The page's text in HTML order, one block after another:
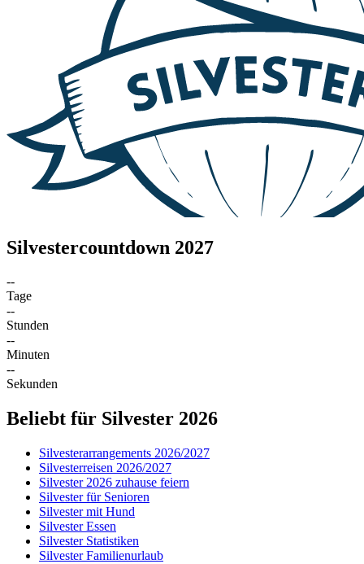
Silvestercountdown 2027
--
Tage
--
Stunden
--
Minuten
--
Sekunden
Beliebt für Silvester 2026
Silvesterarrangements 2026/2027
Silvesterreisen 2026/2027
Silvester 2026 zuhause feiern
Silvester für Senioren
Silvester mit Hund
Silvester Essen
Silvester Statistiken
Silvester Familienurlaub